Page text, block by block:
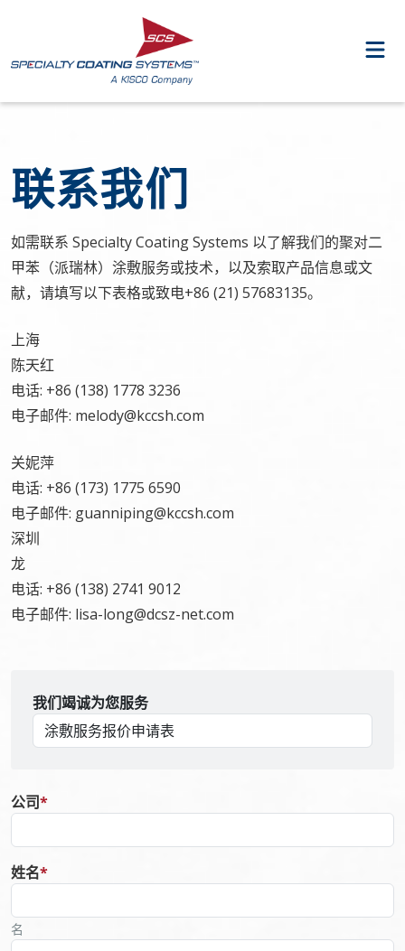
联系我们
如需联系 Specialty Coating Systems 以了解我们的聚对二
甲苯（派瑞林）涂敷服务或技术，以及索取产品信息或文
献，请填写以下表格或致电+86 (21) 57683135。
上海
陈天红
电话: +86 (138) 1778 3236
电子邮件: melody@kccsh.com
关妮萍
电话: +86 (173) 1775 6590
电子邮件: guanniping@kccsh.com
深圳
龙
电话: +86 (138) 2741 9012
电子邮件: lisa-long@dcsz-net.com
我们竭诚为您服务
公司*
姓名*
名